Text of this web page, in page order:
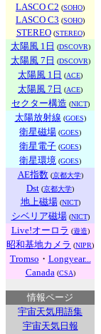
LASCO C2 (SOHO)
LASCO C3 (SOHO)
STEREO(STEREO)
太陽風 1日 (DSCOVR)
太陽風 7日 (DSCOVR)
太陽風 1日 (ACE)
太陽風 7日 (ACE)
セクター構造 (NICT)
太陽放射線 (GOES)
衛星磁場 (GOES)
衛星電子 (GOES)
衛星環境 (GOES)
AE指数(京都大学)
Dst (京都大学)
地上磁場(NICT)
シベリア磁場(NICT)
Live!オーロラ (遊造)
昭和基地カメラ (NIPR)
Tromso ・ Longyear...
Canada (CSA)
情報ページ
宇宙天気用語集
宇宙天気日報